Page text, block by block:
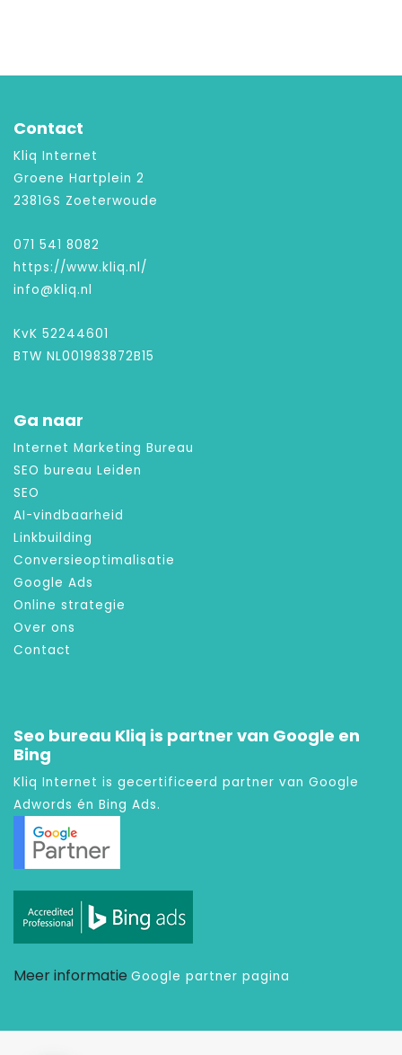
Contact
Kliq Internet
Groene Hartplein 2
2381GS Zoeterwoude
071 541 8082
https://www.kliq.nl/
info@kliq.nl
KvK 52244601
BTW NL001983872B15
Ga naar
Internet Marketing Bureau
SEO bureau Leiden
SEO
AI-vindbaarheid
Linkbuilding
Conversieoptimalisatie
Google Ads
Online strategie
Over ons
Contact
Seo bureau Kliq is partner van Google en
Bing
Kliq Internet is gecertificeerd partner van Google
Adwords én Bing Ads.
Meer informatie Google partner pagina